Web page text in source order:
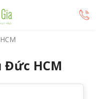
HCM